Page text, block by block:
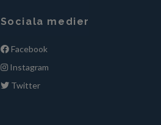
Sociala medier
Facebook
Instagram
Twitter